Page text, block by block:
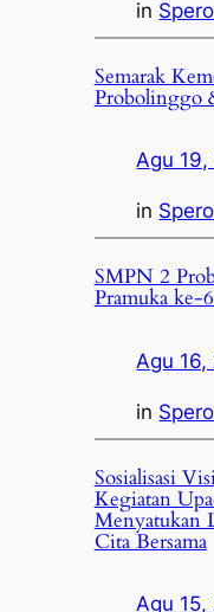
in
Semarak
Probolinggo
Agu
in
SMPN 2
Pramuka ke-
Agu
in
Sosialisasi
Kegiatan
Menyatukan
Cita Bersama
Agu